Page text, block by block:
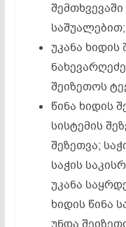
საშუალებით;
უკანა ხიდის
შეიზეთოს
წინა ხიდის
სისტემის
შეზეთვა;
საჭის
უკანა
ხიდის წინა